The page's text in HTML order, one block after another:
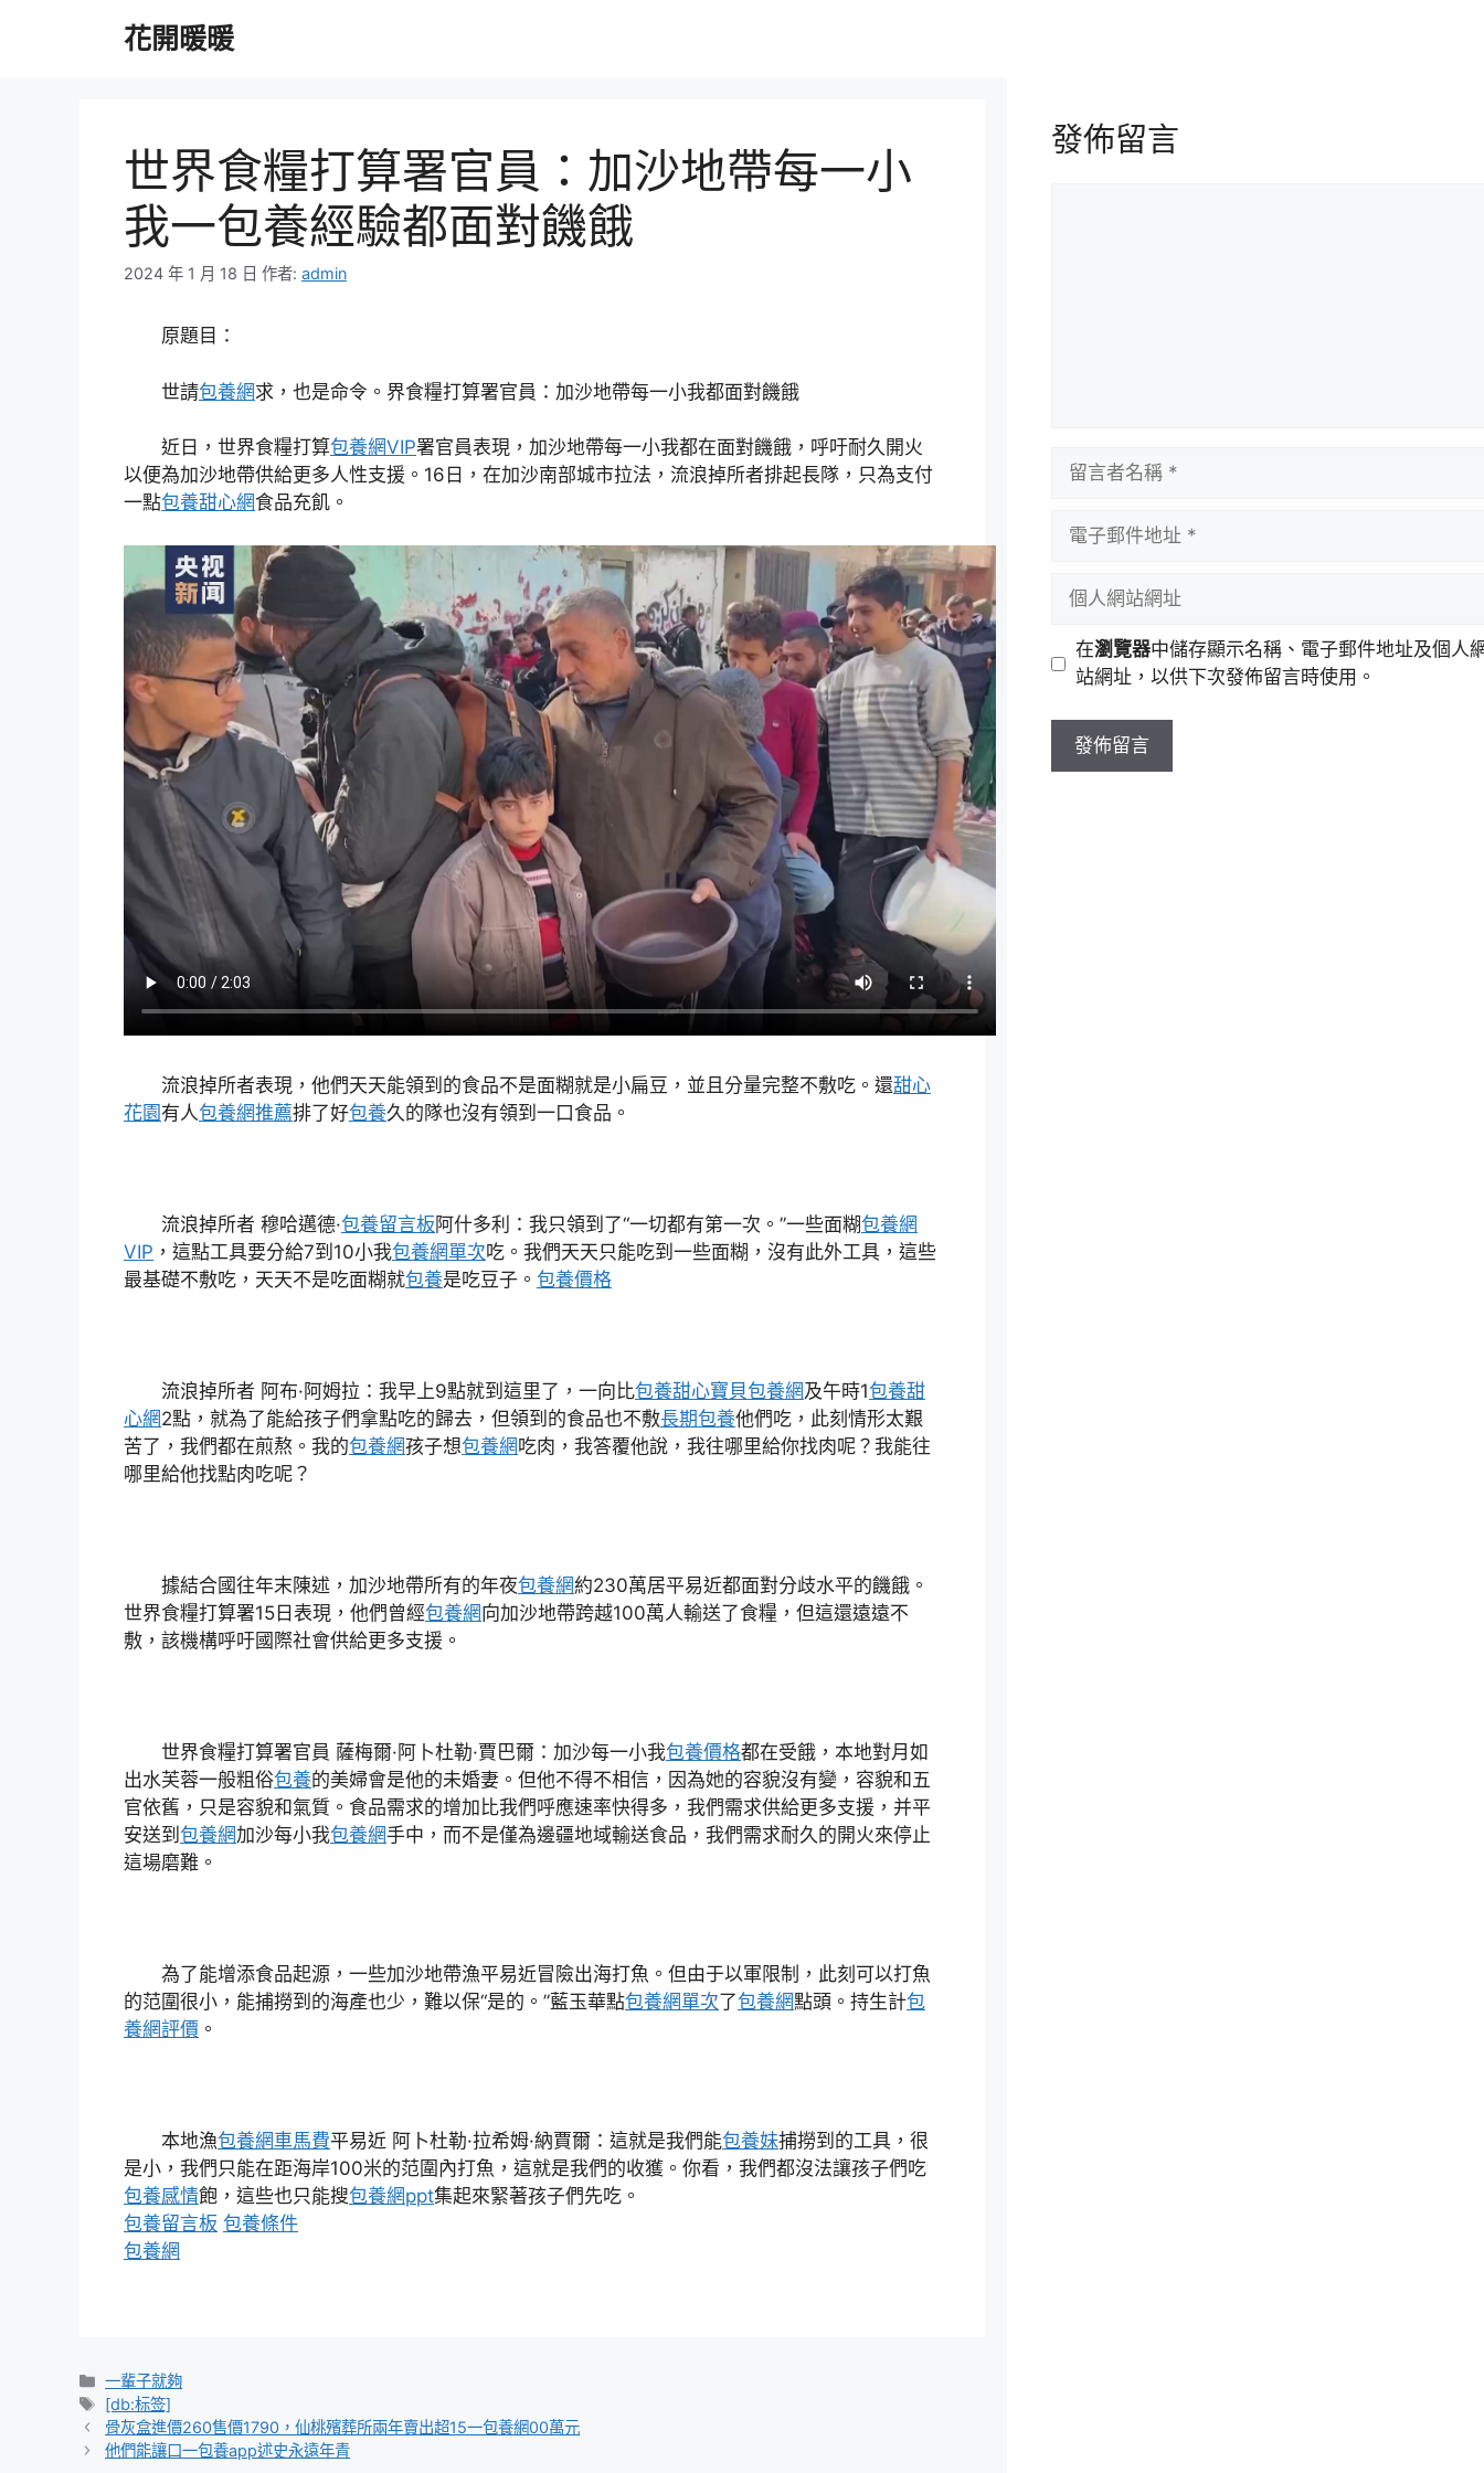
花開暖暖
世界食糧打算署官員：加沙地帶每一小
我一包養經驗都面對饑餓
2024 年 1 月 18 日 作者: admin
原題目：
世請包養網求，也是命令。界食糧打算署官員：加沙地帶每一小我都面對饑餓
近日，世界食糧打算包養網VIP署官員表現，加沙地帶每一小我都在面對饑餓，呼吁耐久開火
以便為加沙地帶供給更多人性支援。16日，在加沙南部城市拉法，流浪掉所者排起長隊，只為支付
一點包養甜心網食品充飢。
流浪掉所者表現，他們天天能領到的食品不是面糊就是小扁豆，並且分量完整不敷吃。還甜心
花園有人包養網推薦排了好包養久的隊也沒有領到一口食品。
流浪掉所者 穆哈邁德·包養留言板阿什多利：我只領到了“一切都有第一次。”一些面糊包養網
VIP ，這點工具要分給7到10小我包養網單次吃。我們天天只能吃到一些面糊，沒有此外工具，這些
最基礎不敷吃，天天不是吃面糊就包養是吃豆子。 包養價格
流浪掉所者 阿布·阿姆拉：我早上9點就到這里了，一向比包養甜心寶貝包養網及午時1包養甜
心網2點，就為了能給孩子們拿點吃的歸去，但領到的食品也不敷長期包養他們吃，此刻情形太艱
苦了，我們都在煎熬。我的包養網孩子想包養網吃肉，我答覆他說，我往哪里給你找肉呢？我能往
哪里給他找點肉吃呢？
據結合國往年末陳述，加沙地帶所有的年夜包養網約230萬居平易近都面對分歧水平的饑餓。
世界食糧打算署15日表現，他們曾經包養網向加沙地帶跨越100萬人輸送了食糧，但這還遠遠不
敷，該機構呼吁國際社會供給更多支援。
世界食糧打算署官員 薩梅爾·阿卜杜勒·賈巴爾：加沙每一小我包養價格都在受餓，本地對月如
出水芙蓉一般粗俗包養的美婦會是他的未婚妻。但他不得不相信，因為她的容貌沒有變，容貌和五
官依舊，只是容貌和氣質。食品需求的增加比我們呼應速率快得多，我們需求供給更多支援，并平
安送到 包養網加沙每小我包養網手中，而不是僅為邊疆地域輸送食品，我們需求耐久的開火來停止
這場磨難。
為了能增添食品起源，一些加沙地帶漁平易近冒險出海打魚。但由于以軍限制，此刻可以打魚
的范圍很小，能捕撈到的海產也少，難以保“是的。”藍玉華點包養網單次了包養網點頭。持生計包
養網評價 。
本地漁包養網車馬費平易近 阿卜杜勒·拉希姆·納賈爾：這就是我們能包養妹捕撈到的工具，很
是小，我們只能在距海岸100米的范圍內打魚，這就是我們的收獲。你看，我們都沒法讓孩子們吃
包養感情飽，這些也只能搜包養網ppt集起來緊著孩子們先吃。
包養留言板 包養條件
包養網
分
類
一輩子就夠
標
籤
[db:标签]
骨灰盒進價260售價1790，仙桃殯葬所兩年賣出超15一包養網00萬元
他們能讓口一包養app述史永遠年青
發佈留言
址
站
址
在瀏覽器中儲存顯示名稱、電子郵件地址及個人
站網址，以供下次發佈留言時使用。